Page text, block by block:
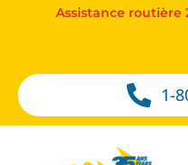
1-
Assistance routière